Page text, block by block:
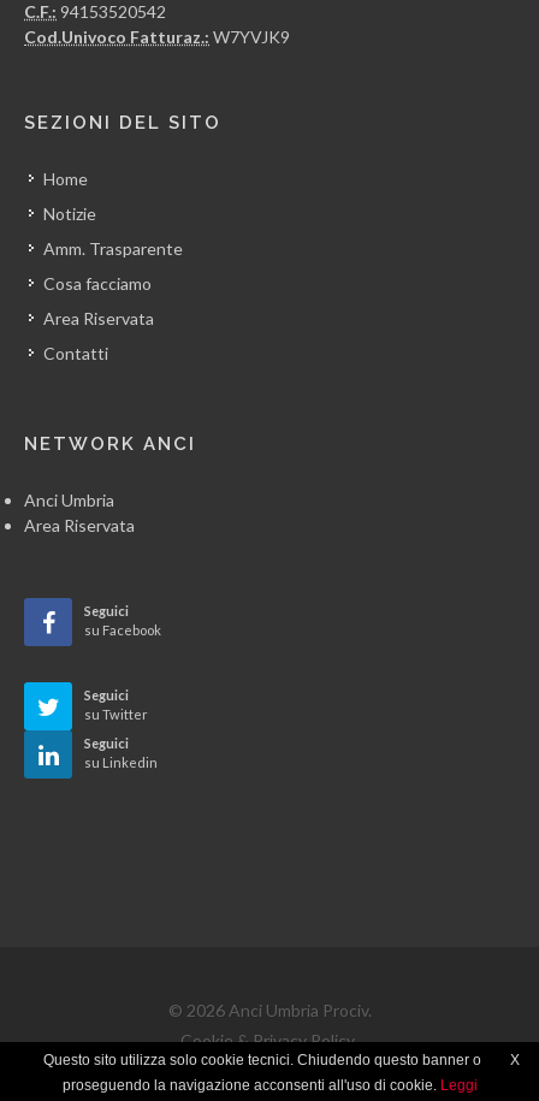
C.F.: 94153520542
Cod.Univoco Fatturaz.: W7YVJK9
SEZIONI DEL SITO
Home
Notizie
Amm. Trasparente
Cosa facciamo
Area Riservata
Contatti
NETWORK ANCI
Anci Umbria
Area Riservata
Seguici
su Facebook
Seguici
su Twitter
Seguici
su Linkedin
© 2026 Anci Umbria Prociv.
Cookie & Privacy Policy
X
Questo sito utilizza solo cookie tecnici. Chiudendo questo banner o
proseguendo la navigazione acconsenti all'uso di cookie. Leggi